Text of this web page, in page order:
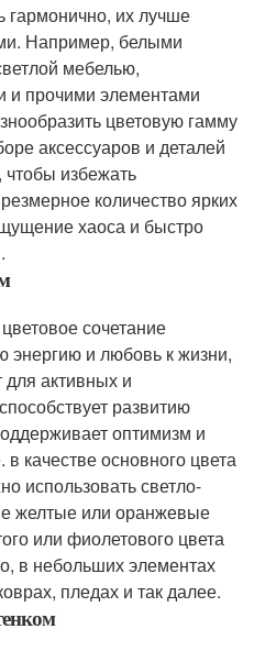
гармонично, их лучше
Например, белыми
мебелью,
и прочими элементами
цветовую гамму
аксессуаров и деталей
избежать
количество ярких
хаоса и быстро
сочетание
энергию и любовь к жизни,
активных и
развитию
оптимизм и
качестве основного цвета
использовать светло-
желтые или оранжевые
или фиолетового цвета
в небольших элементах
пледах и так далее.